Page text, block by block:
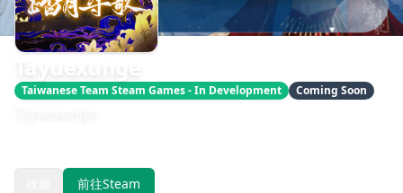
Taiwanese Team Steam Games - In Development Coming Soon
前往Steam